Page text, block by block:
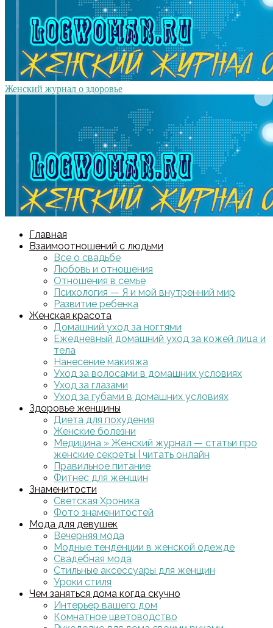
Женский журнал о здоровье
Главная
Взаимоотношений с людьми
Все о свадьбе
Любовь и отношения
Отношения в семье
Психология — Я и мой внутренний мир
Развитие ребенка
Женская красота
Домашний уход за ногтями
Ежедневный домашний уход за кожей лица и
тела
Нанесение макияжа
Уход за волосами в домашних условиях
Уход за глазами
Уход за губами в домашних условиях
Здоровье женщины
Диета для похудения
Женские болезни
Медицина » Женский журнал — статьи про
женские секреты | читать онлайн
Правильное питание
Фитнес для женщин
Знаменитости
Светская Хроника
Фото знаменитостей
Мода для девушек
Вечерняя мода
Модные тенденции в женской одежде
Свадебная мода
Стильные аксессуары для женщин
Уроки стиля
Чем заняться дома когда скучно
Интерьер вашего дом
Комнатное цветоводство